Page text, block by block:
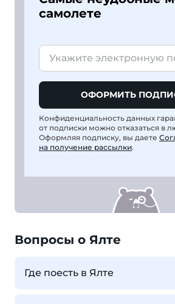
самолете
ОФОРМИТЬ
Конфиденциальность данных
от подписки можно отказаться в
Оформляя подписку, вы даете
на получение рассылки.
Вопросы о Ялте
Где поесть в Ялте